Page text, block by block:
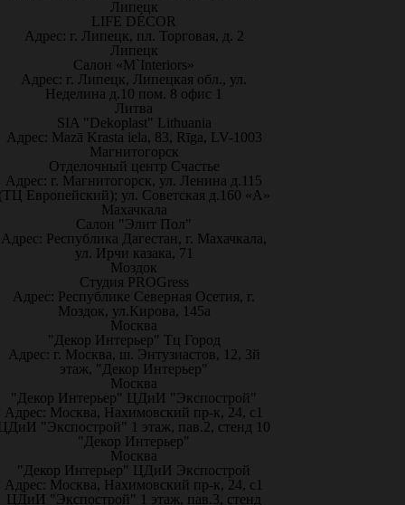
Липецк
LIFE DÉCOR
Адрес: г. Липецк, пл. Торговая, д. 2
Липецк
Салон «M`Interiors»
Адрес: г. Липецк, Липецкая обл., ул.
Неделина д.10 пом. 8 офис 1
Литва
SIA "Dekoplast" Lithuania
Адрес: Mazā Krasta iela, 83, Rīga, LV-1003
Магнитогорск
Отделочный центр Счастье
Адрес: г. Магнитогорск, ул. Ленина д.115
Европейский); ул. Советская д.160 «А»
Махачкала
Салон "Элит Пол"
Адрес: Республика Дагестан, г. Махачкала,
ул. Ирчи казака, 71
Моздок
Студия PROGress
Адрес: Республике Северная Осетия, г.
Моздок, ул.Кирова, 145а
Москва
"Декор Интерьер" Тц Город
Адрес: г. Москва, ш. Энтузиастов, 12, 3й
этаж, "Декор Интерьер"
Москва
"Декор Интерьер" ЦДиИ "Экспострой"
Адрес: Москва, Нахимовский пр-к, 24, с1
"Экспострой" 1 этаж, пав.2, стенд 10
"Декор Интерьер"
Москва
"Декор Интерьер" ЦДиИ Экспострой
Адрес: Москва, Нахимовский пр-к, 24, с1
ЦДиИ "Экспострой" 1 этаж, пав.3, стенд